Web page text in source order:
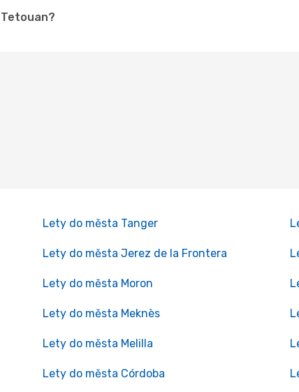
Lety do města Tanger
Lety do města Jerez de la Frontera
Lety do města Moron
Lety do města Meknès
Lety do města Melilla
Lety do města Córdoba